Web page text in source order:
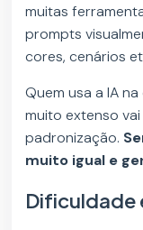
muitas
prompts
cores, cenários
Quem usa a IA
muito extenso
padronização.
muito igual e
Dificuldade